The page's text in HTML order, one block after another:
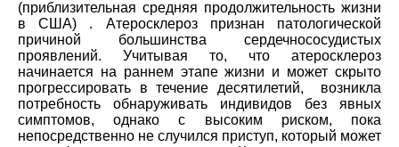
(приблизительная средняя продолжительность жизни
в США) . Атеросклероз признан патологической
причиной большинства сердечнососудистых
проявлений. Учитывая то, что атеросклероз
начинается на раннем этапе жизни и может скрыто
прогрессировать в течение десятилетий, возникла
потребность обнаруживать индивидов без явных
симптомов, однако с высоким риском, пока
непосредственно не случился приступ, который может